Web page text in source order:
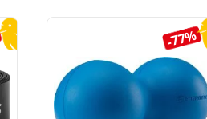
-77%